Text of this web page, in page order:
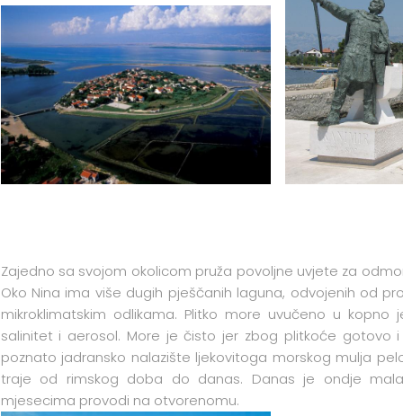
Zajedno sa svojom okolicom pruža povoljne uvjete za
Oko Nina ima više dugih pješčanih laguna, odvojenih od
mikroklimatskim odlikama. Plitko more uvučeno u
salinitet i aerosol. More je čisto jer zbog plitkoće gotovo
poznato jadransko nalazište ljekovitoga morskog mulja
traje od rimskog doba do danas. Danas je ondje
mjesecima provodi na otvorenomu.